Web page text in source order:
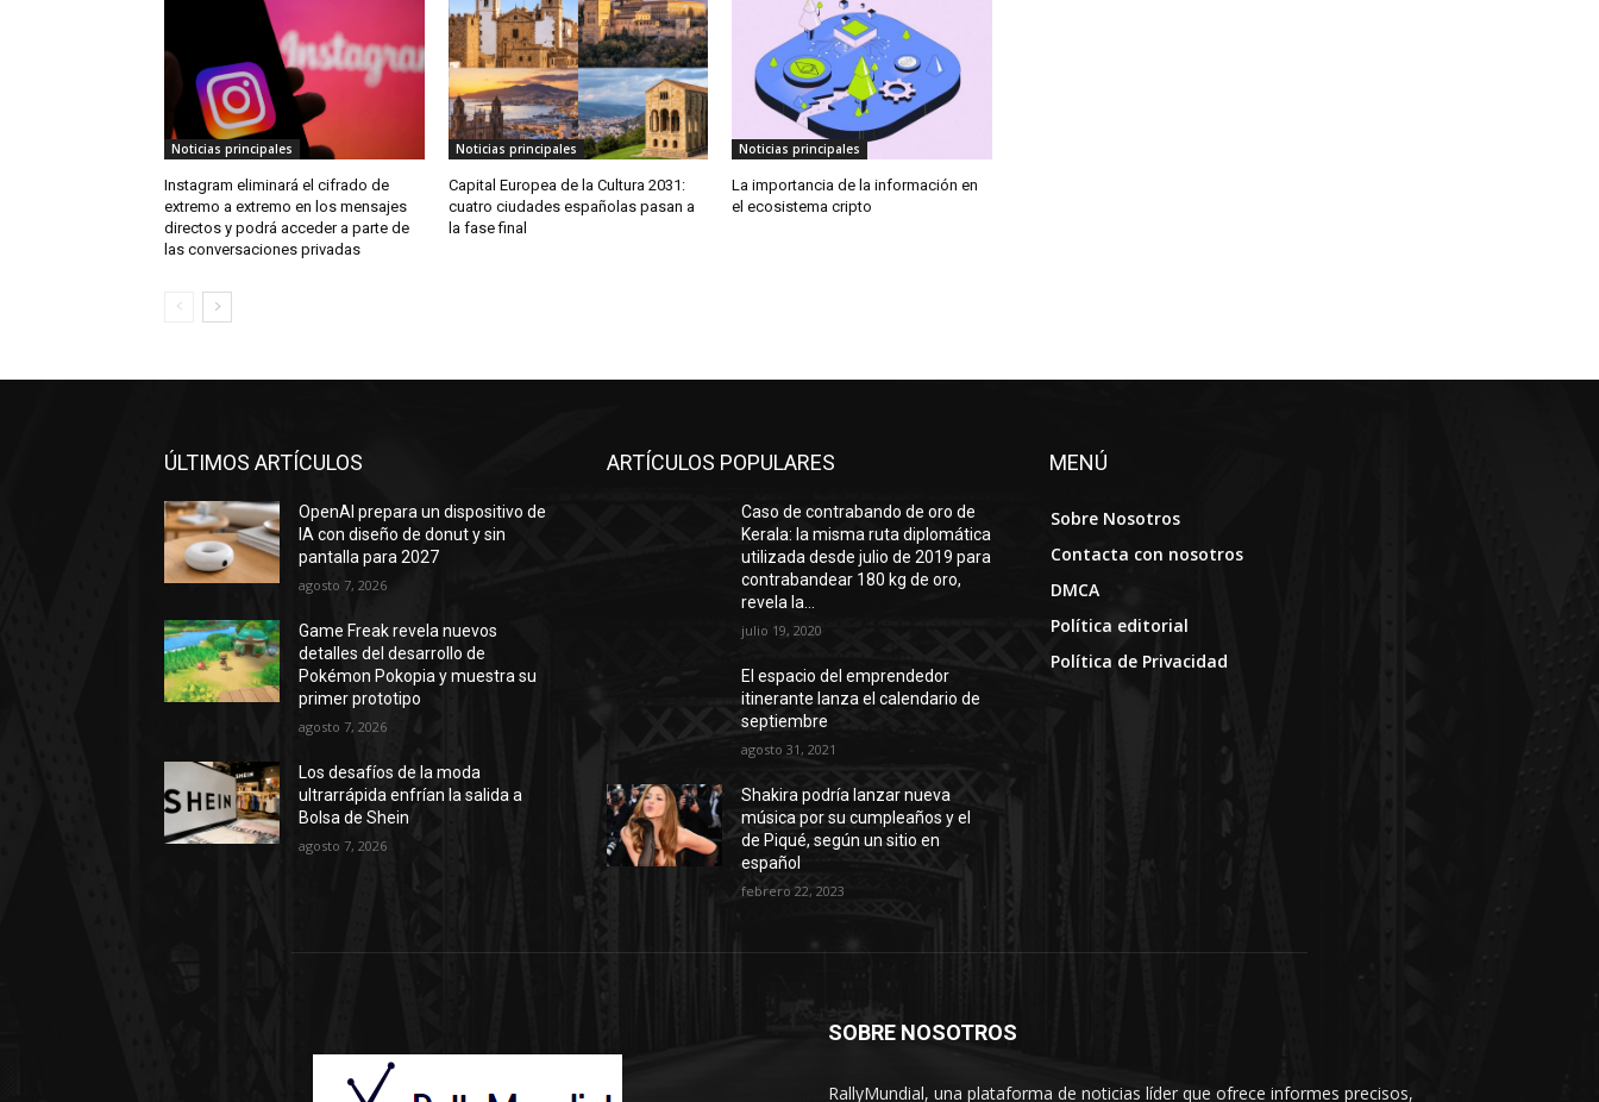
Noticias principales
Instagram eliminará el cifrado de
extremo a extremo en los mensajes
directos y podrá acceder a parte de
las conversaciones privadas
Noticias principales
Capital Europea de la Cultura 2031:
cuatro ciudades españolas pasan a
la fase final
Noticias principales
La importancia de la información en
el ecosistema cripto
ÚLTIMOS ARTÍCULOS
OpenAI prepara un dispositivo de
IA con diseño de donut y sin
pantalla para 2027
agosto 7, 2026
Game Freak revela nuevos
detalles del desarrollo de
Pokémon Pokopia y muestra su
primer prototipo
agosto 7, 2026
Los desafíos de la moda
ultrarrápida enfrían la salida a
Bolsa de Shein
agosto 7, 2026
ARTÍCULOS POPULARES
Caso de contrabando de oro de
Kerala: la misma ruta diplomática
utilizada desde julio de 2019 para
contrabandear 180 kg de oro,
revela la...
julio 19, 2020
El espacio del emprendedor
itinerante lanza el calendario de
septiembre
agosto 31, 2021
Shakira podría lanzar nueva
música por su cumpleaños y el
de Piqué, según un sitio en
español
febrero 22, 2023
MENÚ
Sobre Nosotros
Contacta con nosotros
DMCA
Política editorial
Política de Privacidad
SOBRE NOSOTROS
RallyMundial, una plataforma de noticias líder que ofrece informes precisos,